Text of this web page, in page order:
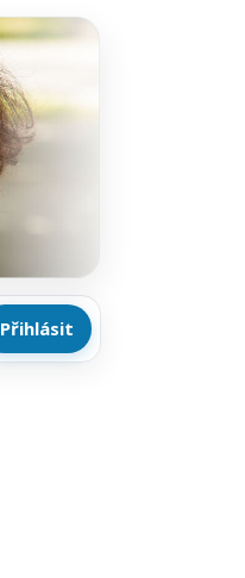
Přihlásit